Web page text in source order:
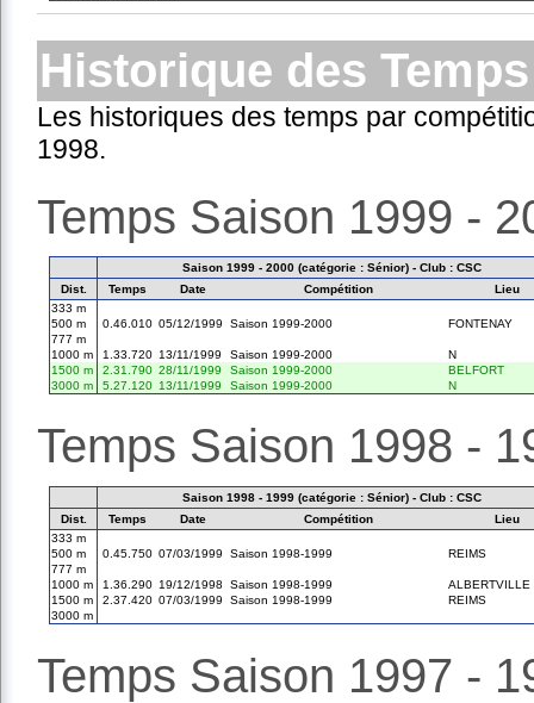
Historique des Temps
Les historiques des temps par
1998.
Temps Saison 1999 -
Saison 1999 - 2000 (catégorie : Sénior) - Club : CSC
Dist.
Temps Date Compétition
Lieu
333 m
500 m
0.46.010 05/12/1999 Saison 1999-2000
FONTENAY
777 m
1000 m
1.33.720 13/11/1999 Saison 1999-2000
N
1500 m
2.31.790 28/11/1999 Saison 1999-2000
BELFORT
3000 m
5.27.120 13/11/1999 Saison 1999-2000 N
Temps Saison 1998 -
Saison 1998 - 1999 (catégorie : Sénior) - Club : CSC
Dist.
Temps Date Compétition
Lieu
333 m
500 m
0.45.750 07/03/1999 Saison 1998-1999
REIMS
777 m
1000 m
1.36.290 19/12/1998 Saison 1998-1999
ALBERTVILLE
1500 m
2.37.420 07/03/1999 Saison 1998-1999
REIMS
3000 m
Temps Saison 1997 -